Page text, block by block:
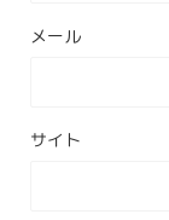
メール
サイト